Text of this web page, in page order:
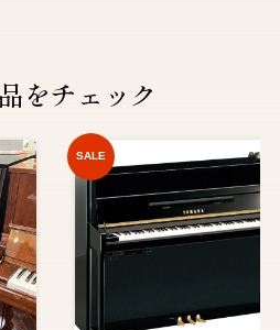
をチェック
SALE